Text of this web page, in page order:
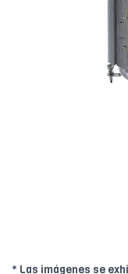
* Las imágenes se